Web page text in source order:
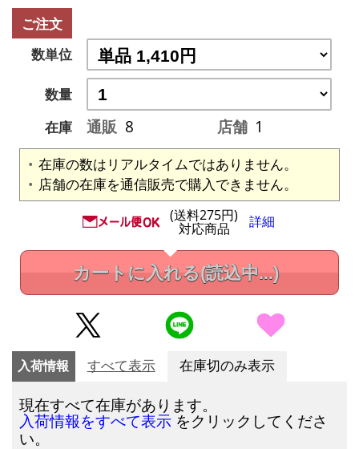
ご注文
数単位
数量
在庫
通販 8 店舗 1
在庫の数はリアルタイムではありません。
店舗の在庫を通信販売で購入できません。
(送料275円)
対応商品 詳細
カートに入れる(読込中...)
入荷情報 すべて表示 在庫切のみ表示
現在すべて在庫があります。
入荷情報をすべて表示 をクリックしてくださ
い。